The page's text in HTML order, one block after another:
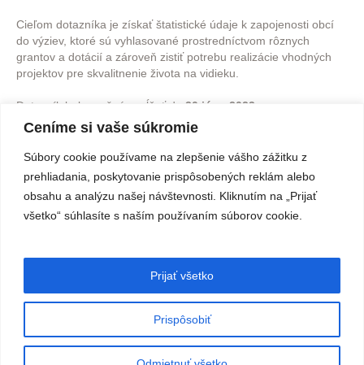
Ceníme si vaše súkromie
Súbory cookie používame na zlepšenie vášho zážitku z
prehliadania, poskytovanie prispôsobených reklám alebo
obsahu a analýzu našej návštevnosti. Kliknutím na „Prijať
všetko“ súhlasíte s naším používaním súborov cookie.
Prispôsobiť
Prijať všetko
Cieľom dotazníka je získať štatistické údaje k zapojenosti obcí
do výziev, ktoré sú vyhlasované prostredníctvom rôznych
grantov a dotácií a zároveň zistiť potrebu realizácie vhodných
projektov pre skvalitnenie života na vidieku.
Dotazník bolo možné vypĺňať do 30.júna 2023
O webovom sídle
Slovenská agentúra životného prostredia
Zásady ochrany osobných údajov